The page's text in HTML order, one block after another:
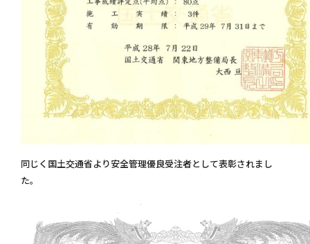
同じく国土交通省より安全管理優良受注者として表彰されまし
た。